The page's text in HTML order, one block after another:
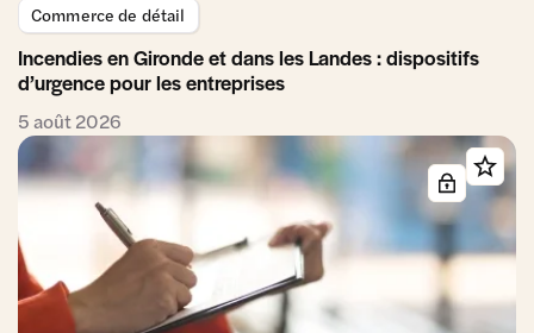
Commerce de détail
Incendies en Gironde et dans les Landes : dispositifs
d’urgence pour les entreprises
5 août 2026